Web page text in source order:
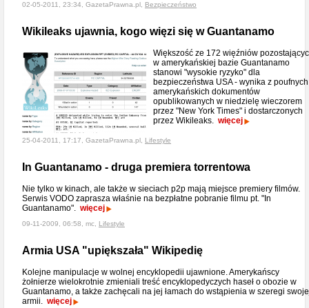
02-05-2011, 23:34, GazetaPrawna.pl, Bezpieczeństwo
Wikileaks ujawnia, kogo więzi się w Guantanamo
Większość ze 172 więźniów
w amerykańskiej bazie Guantanamo
stanowi "wysokie ryzyko" dla
bezpieczeństwa USA - wynika z poufnych
amerykańskich dokumentów
opublikowanych w niedzielę wieczorem
przez "New York Times" i dostarczonych
przez Wikileaks. więcej
25-04-2011, 17:17, GazetaPrawna.pl, Lifestyle
In Guantanamo - druga premiera torrentowa
Nie tylko w kinach, ale także w sieciach p2p mają miejsce premiery filmów.
Serwis VODO zaprasza właśnie na bezpłatne pobranie filmu pt. "In
Guantanamo". więcej
09-11-2009, 06:58, mc, Lifestyle
Armia USA "upiększała" Wikipedię
Kolejne manipulacje w wolnej encyklopedii ujawnione. Amerykańscy
żołnierze wielokrotnie zmieniali treść encyklopedyczych haseł o obozie w
Guantanamo, a także zachęcali na jej łamach do wstąpienia w szeregi
armii. więcej